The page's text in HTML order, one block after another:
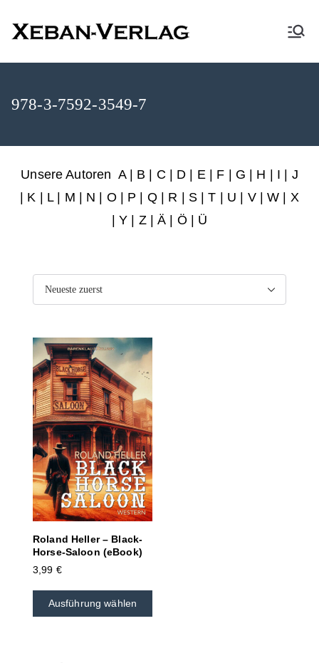
XEBAN-Verlag
978-3-7592-3549-7
Unsere Autoren A| B C D E| F G H I
J
K L| M N O P Q| R S |T U V|W
X
Y Z|Ä | Ö | Ü
Roland Heller – Black-
Horse-Saloon (eBook)
3,99 €
Ausführung wählen